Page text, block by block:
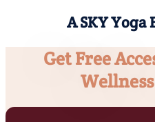
A SKY Yoga
Get Free